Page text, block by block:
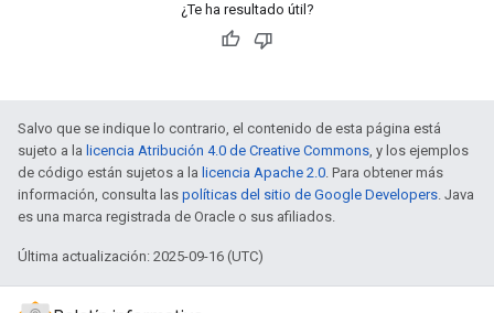
¿Te ha resultado útil?
Salvo que se indique lo contrario, el contenido de esta página está
sujeto a la licencia Atribución 4.0 de Creative Commons, y los ejemplos
de código están sujetos a la licencia Apache 2.0. Para obtener más
información, consulta las políticas del sitio de Google Developers. Java
es una marca registrada de Oracle o sus afiliados.
Última actualización: 2025-09-16 (UTC)